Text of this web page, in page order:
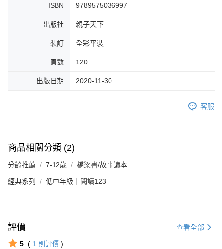
ISBN 9789575036997
出版社 親子天下
裝訂 全彩平裝
頁數 120
出版日期 2020-11-30
客服
商品相關分類 (2)
分齡推薦 7-12歲 橋梁書/故事讀本
經典系列 低中年級｜閱讀123
評價 查看全部
5 ( 1 則評價 )